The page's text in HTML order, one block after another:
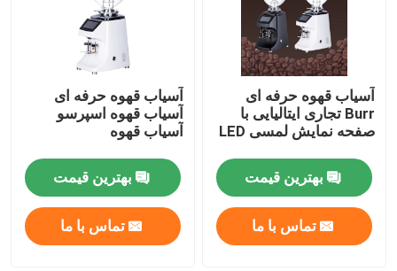
آسیاب قهوه حرفه ای
Burr تجاری ایتالیایی با
صفحه نمایش لمسی LED
بهترین قیمت
تماس با ما
آسیاب قهوه حرفه ای
آسیاب قهوه اسپرسو
آسیاب قهوه
بهترین قیمت
تماس با ما